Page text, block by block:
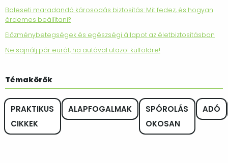
Baleseti maradandó károsodás biztosítás: Mit fedez, és hogyan
érdemes beállítani?
Előzménybetegségek és egészségi állapot az életbiztosításban
Ne sajnálj pár eurót, ha autóval utazol külföldre!
Témakörök
PRAKTIKUS
CIKKEK
ALAPFOGALMAK
SPÓROLÁS
OKOSAN
ADÓ